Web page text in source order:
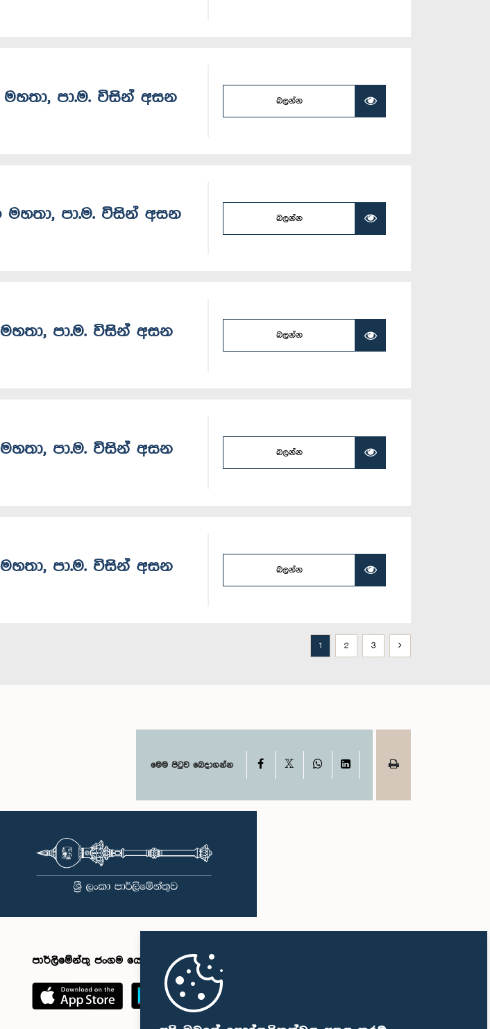
මහතා, පා.ම. විසින් අසන
බලන්න
මහතා, පා.ම. විසින් අසන
බලන්න
පා.ම. විසින් අසන
බලන්න
පා.ම. විසින් අසන
බලන්න
පා.ම. විසින් අසන
බලන්න
1 2 3
මෙම පිටුව බෙදාගන්න Facebook WhatsAppLinkedIn
පාර්ලිමේන්තු ජංගම යෙදුම